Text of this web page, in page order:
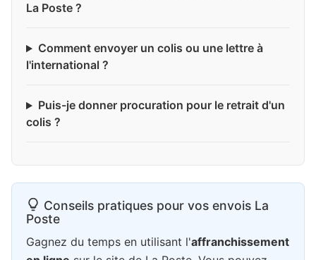
La Poste ?
Comment envoyer un colis ou une lettre à
l'international ?
Puis-je donner procuration pour le retrait d'un
colis ?
Conseils pratiques pour vos envois La
Poste
Gagnez du temps en utilisant l'affranchissement